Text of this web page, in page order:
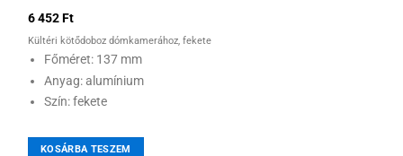
6 452Ft
Kültéri kötődoboz dómkamerához, fekete
Főméret: 137 mm
Anyag: alumínium
Szín: fekete
KOSÁRBA TESZEM